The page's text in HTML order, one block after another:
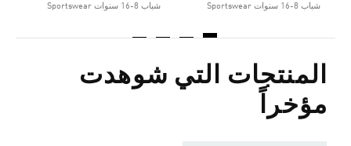
شباب 8-16 سنوات Sportswear شباب 8-16 سنوات Sportswear
المنتجات التي شوهدت
مؤخراً